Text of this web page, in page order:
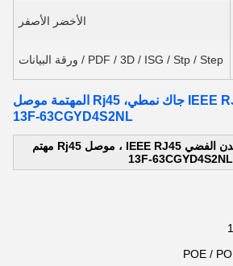
الأخضر الأصفر
PDF / 3D / ISG / Stp / Step / ورقة البيانات
فضي معدني IEEE RJ45 جاك نمطي، Rj45 المهتمة موصل
13F-63CGYD4S2NL
جاك معياري من المعدن الفضي IEEE RJ45 ، موصل Rj45 مهتم
13F-63CGYD4S2NL